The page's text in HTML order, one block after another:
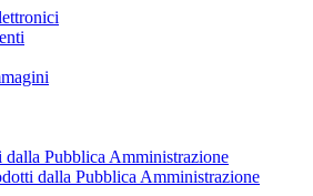
Pubblica Amministrazione
dalla Pubblica Amministrazione